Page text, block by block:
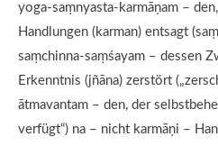
yoga-saṃnyasta-karmāṇam –
Handlungen (karman) entsagt
saṃchinna-saṃśayam – dessen
Erkenntnis (jñāna) zerstört
ātmavantam – den, der
verfügt“) na – nicht karmāṇi –